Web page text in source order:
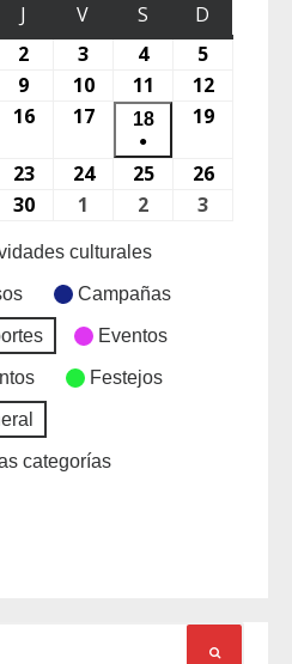
J V S
D
2 3 4
5
9 10 11
12
16 17 18
●
19
23 24 25
26
30 1 2 3
culturales
Campañas
Eventos
Festejos
categorías